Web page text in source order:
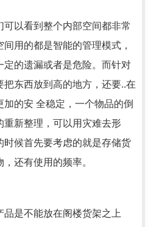
以看到整个内部空间都非常
用的都是智能的管理模式，
的遗漏或者是危险。而针对
东西放到高的地方，还要..在
的安 全稳定，一个物品的倒
新整理，可以用灾难去形
候首先要考虑的就是存储货
还有使用的频率。
是不能放在阁楼货架之上